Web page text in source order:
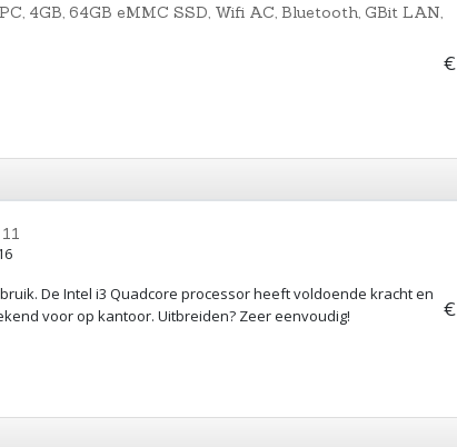
4GB, 64GB eMMC SSD, Wifi AC, Bluetooth, GBit LAN,
€
De Intel i3 Quadcore processor heeft voldoende kracht en
voor op kantoor. Uitbreiden? Zeer eenvoudig!
€